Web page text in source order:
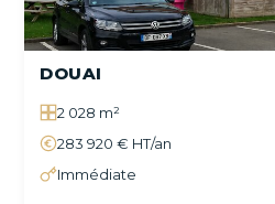
DOUAI
2 028 m²
283 920 € HT/an
Immédiate